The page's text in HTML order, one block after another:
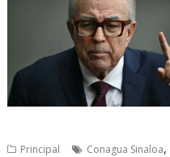
Principal Conagua Sinaloa,